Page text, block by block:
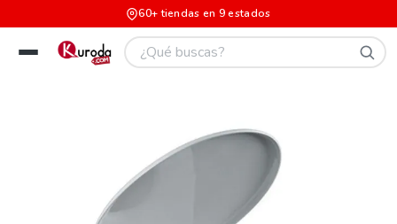
60+ tiendas en 9 estados